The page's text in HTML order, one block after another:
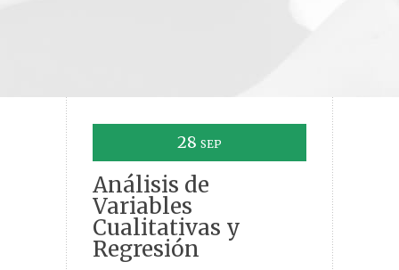
28 SEP
Análisis de
Variables
Cualitativas y
Regresión